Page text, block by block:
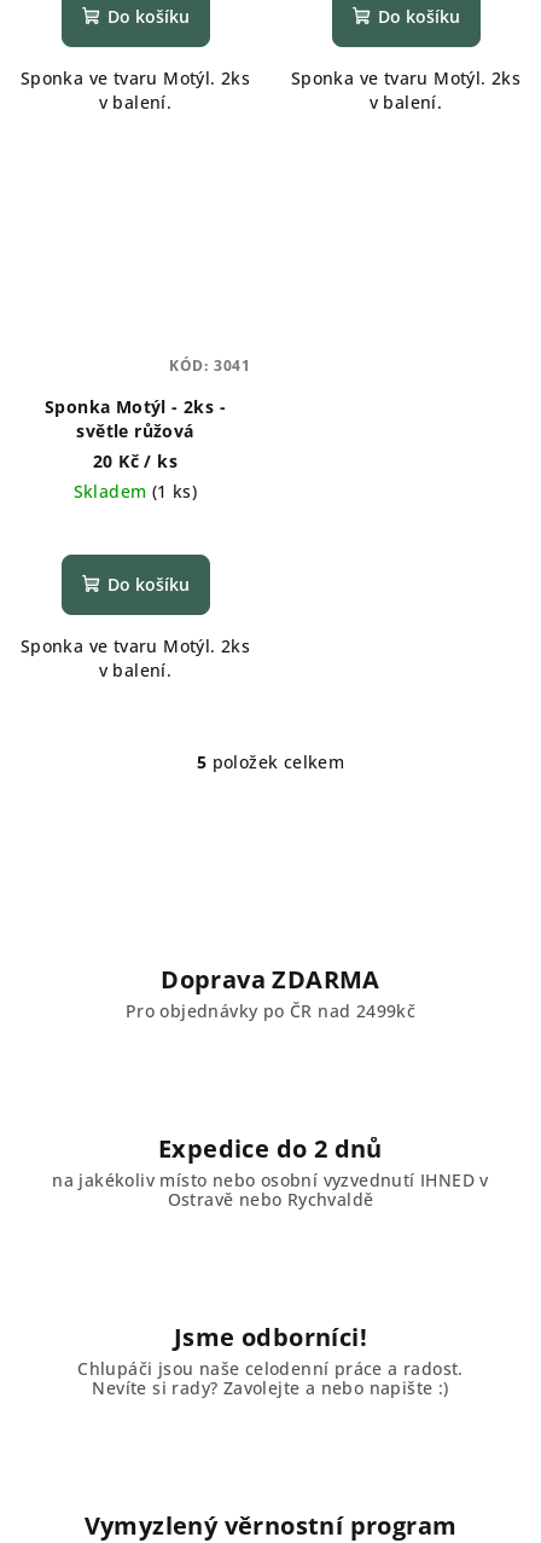
Do košíku
Sponka ve tvaru Motýl. 2ks
v balení.
Do košíku
Sponka ve tvaru Motýl. 2ks
v balení.
Sponka Motýl - 2ks -
světle růžová
20 Kč/ ks
Skladem (1 ks)
Do košíku
Sponka ve tvaru Motýl. 2ks
v balení.
KÓD: 3041
O
í
p
r
ý
p
5 položek celkem
Doprava ZDARMA
Pro objednávky po ČR nad 2499kč
Expedice do 2 dnů
na jakékoliv místo nebo osobní vyzvednutí IHNED v
Ostravě nebo Rychvaldě
Jsme odborníci!
Chlupáči jsou naše celodenní práce a radost.
Nevíte si rady? Zavolejte a nebo napište :)
Vymyzlený věrnostní program